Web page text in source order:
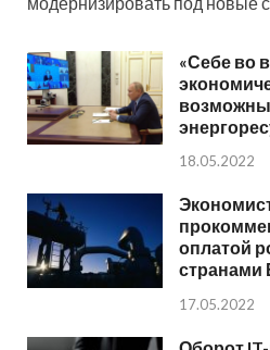
«Себе во
18.05.2022
оплатой
странами
17.05.2022